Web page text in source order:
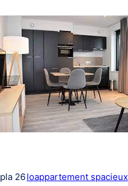
pla 26loappartement spacieux